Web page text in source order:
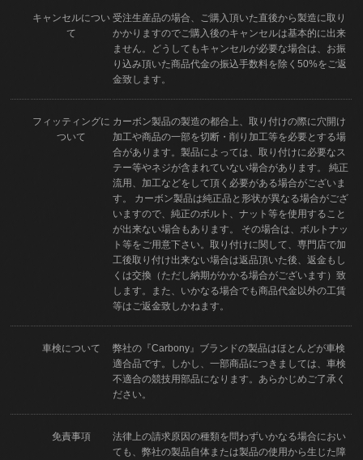
キャンセルについ
て
受注生産品の場合、ご購入頂いた直後から製造に取り
かかりますのでご購入後のキャンセルは基本的に出来
ません。どうしてもキャンセルが必要な場合は、お振
り込み頂いた商品代金の振込手数料を除く50%をご返
金致します。
フィッティングに
ついて
カーボン製品の製造の都合上、取り付けの際に穴開け
加工や商品の一部を切断・削り加工等を必要とする場
合があります。製品によっては、取り付けに必要なス
テー等やネジが含まれていない場合があります。 純正
流用、加工などをして頂く必要がある場合がございま
す。 カーボン製品は純正品と形状が異なる場合がござ
いますので、純正のボルト、ナット等を使用すること
が出来ない場合もあります。 その場合は、ボルトナッ
ト等をご用意下さい。取り付けに関して、専門店で加
工後取り付け出来ない場合は返品頂いた後、返金もし
くは交換（ただし納期がかかる場合がございます）致
します。また、いかなる場合でも商品代金以外の工賃
等はご返金致しかねます。
車検について
弊社の『Carbony』ブランドの製品はほとんどが車検
適合品です。しかし、一部商品につきましては、車検
不適合の競技用部品になります。あらかじめご了承く
ださい。
免責事項
法律上の請求原因の種類を問わずいかなる場合におい
ても、弊社の製品自体または製品の使用から生じた障